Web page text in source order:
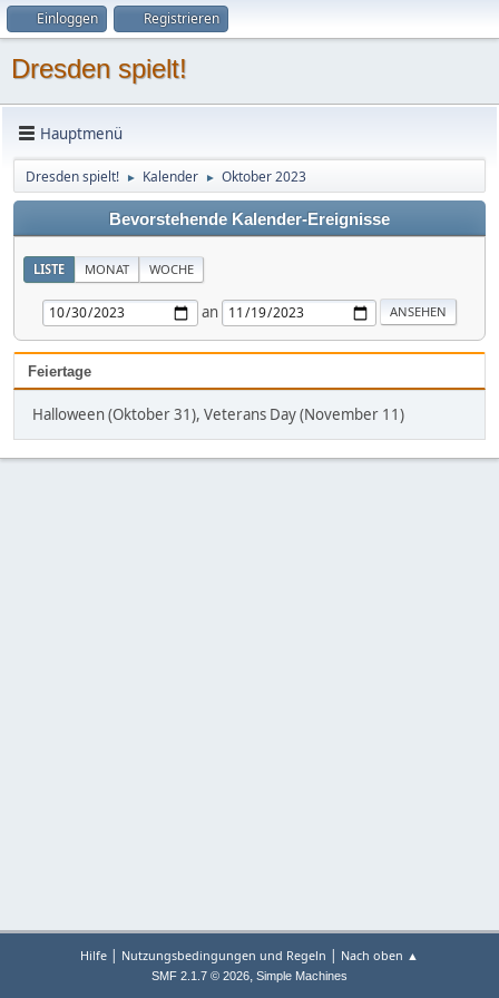
Einloggen Registrieren
Dresden spielt!
Hauptmenü
Dresden spielt! ► Kalender ► Oktober 2023
Bevorstehende Kalender-Ereignisse
LISTE MONAT WOCHE
an
Feiertage
Halloween (Oktober 31), Veterans Day (November 11)
Hilfe | Nutzungsbedingungen und Regeln | Nach oben ▲
SMF 2.1.7 © 2026, Simple Machines